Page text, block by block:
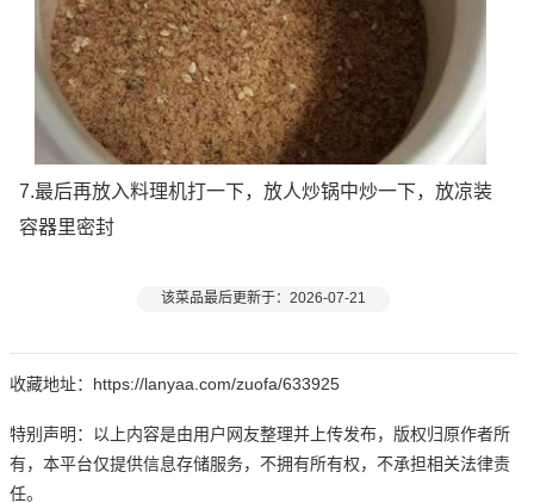
7.最后再放入料理机打一下，放人炒锅中炒一下，放凉装
容器里密封
该菜品最后更新于：2026-07-21
收藏地址：https://lanyaa.com/zuofa/633925
特别声明：以上内容是由用户网友整理并上传发布，版权归原作者所
有，本平台仅提供信息存储服务，不拥有所有权，不承担相关法律责
任。